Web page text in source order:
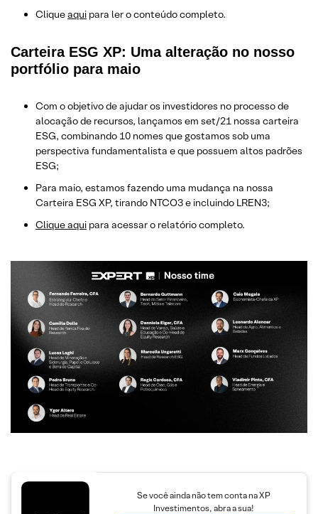
Cliqueaqui para ler o conteúdo completo.
Carteira ESG XP: Uma alteração no nosso
portfólio para maio
Com o objetivo de ajudar os investidores no processo de
alocação de recursos, lançamos em set/21 nossa carteira
ESG, combinando 10 nomes que gostamos sob uma
perspectiva fundamentalista e que possuem altos padrões
ESG;
Para maio, estamos fazendo uma mudança na nossa
Carteira ESG XP, tirando NTCO3 e incluindo LREN3;
Clique aqui para acessar o relatório completo.
Se você ainda não tem conta na XP
Investimentos, abra a sua!